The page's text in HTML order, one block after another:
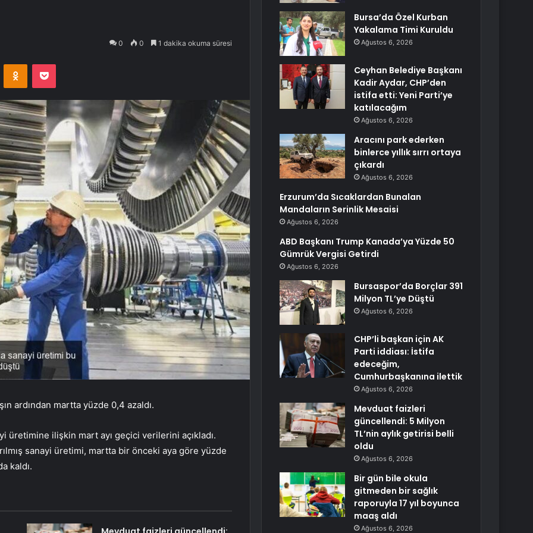
0 0 1 dakika okuma süresi
Odnoklassniki
Pocket
ardından martta yüzde 0,4 azaldı.
üretimine ilişkin mart ayı geçici verilerini açıkladı.
sanayi üretimi, martta bir önceki aya göre yüzde
kaldı.
Bursa’da Özel Kurban
Yakalama Timi Kuruldu
Ağustos 6, 2026
Ceyhan Belediye Başkanı
Kadir Aydar, CHP’den
istifa etti: Yeni Parti’ye
katılacağım
Ağustos 6, 2026
Aracını park ederken
binlerce yıllık sırrı ortaya
çıkardı
Ağustos 6, 2026
Erzurum’da Sıcaklardan Bunalan
Mandaların Serinlik Mesaisi
Ağustos 6, 2026
ABD Başkanı Trump Kanada’ya Yüzde 50
Gümrük Vergisi Getirdi
Ağustos 6, 2026
Bursaspor’da Borçlar 391
Milyon TL’ye Düştü
Ağustos 6, 2026
CHP’li başkan için AK
Parti iddiası: İstifa
edeceğim,
Cumhurbaşkanına ilettik
Ağustos 6, 2026
Mevduat faizleri
güncellendi: 5 Milyon
TL’nin aylık getirisi belli
oldu
Ağustos 6, 2026
Bir gün bile okula
gitmeden bir sağlık
raporuyla 17 yıl boyunca
maaş aldı
Ağustos 6, 2026